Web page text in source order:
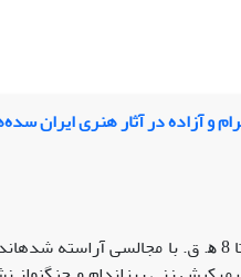
و آزاده در آثار هنری ایران
شماری از آثار هنری ایران سده­های 4 تا 8 ﻫ. ق. با